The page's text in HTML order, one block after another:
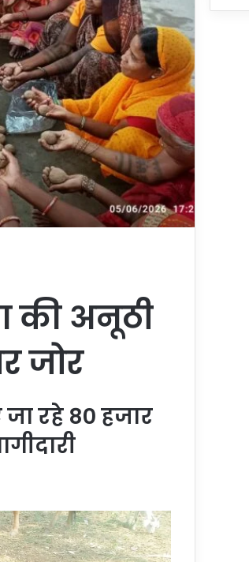
की अनूठी
जोर
रहे 80 हजार